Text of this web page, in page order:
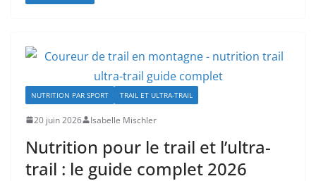
NUTRITION PAR SPORT TRAIL ET ULTRA-TRAIL
20 juin 2026 Isabelle Mischler
Nutrition pour le trail et l’ultra-
trail : le guide complet 2026